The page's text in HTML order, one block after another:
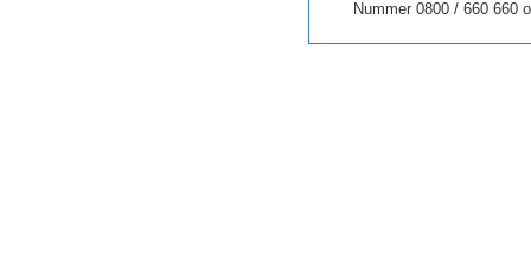
Nummer 0800 / 660 660